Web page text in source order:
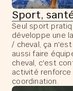
Sport,
Seul sport
développe une
/ cheval, ça
aussi faire
cheval, c'est
activité
coordination.